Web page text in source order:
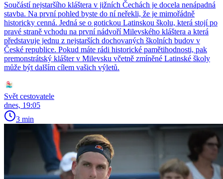
Součástí nejstaršího kláštera v jižních Čechách je docela nenápadná
stavba. Na první pohled byste do ní neřekli, že je mimořádně
historicky cenná. Jedná se o gotickou Latinskou školu, která stojí po
pravé straně vchodu na první nádvoří Milevského kláštera a která
představuje jednu z nejstarších dochovaných školních budov v
České republice. Pokud máte rádi historické pamětihodnosti, pak
premonstrátský klášter v Milevsku včetně zmíněné Latinské školy
může být dalším cílem vašich výletů.
Svět cestovatele
dnes, 19:05
3 min